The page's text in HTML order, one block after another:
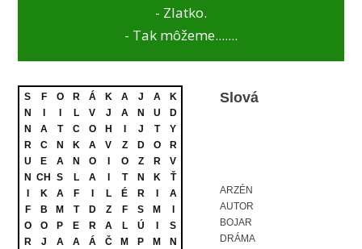
- Zlatko.
- Tak môžeme.......
S F O R Á K A J A
K
N
L V J A N U
D
N
A T C O H J T
Y
R
C N K A V Z D O
R
U
E A N O O Z R
V
N
CH S L A T N K
Ť
K A F L É R
A
F
B M T D Z F S M
O
O P E R A L Ú
S
R
J A A Á Č M P M
N
Slová
ARZÉN
AUTOR
BOJAR
DRÁMA